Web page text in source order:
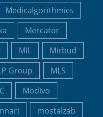
Medicalgorithmics
Mercator
MIL
Mirbud
Group
MLS
Modivo
mostalzab